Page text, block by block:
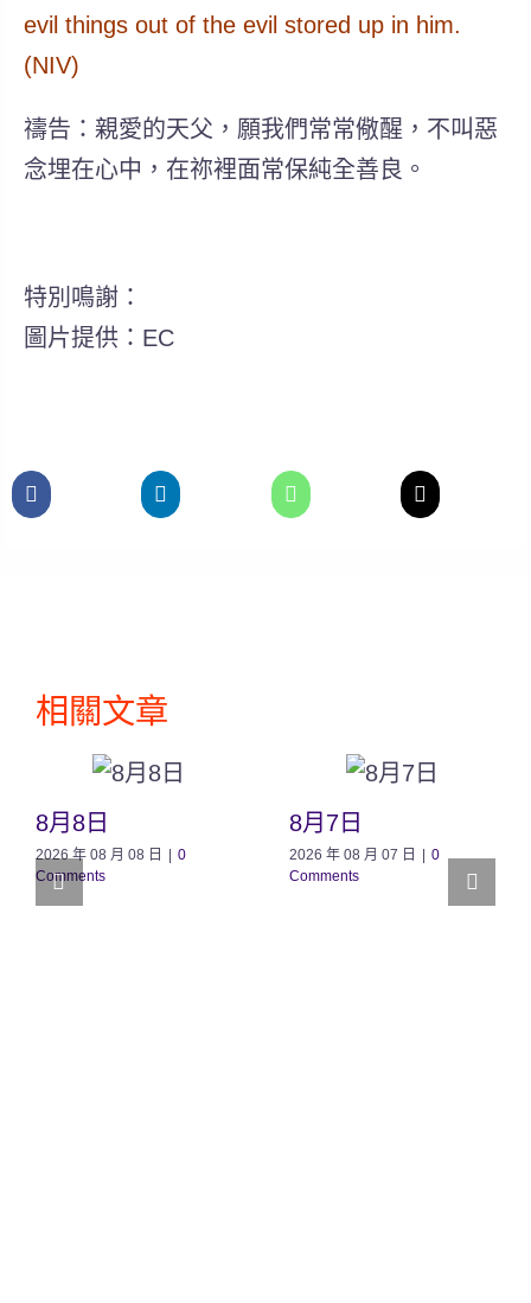
evil things out of the evil stored up in him.
(NIV)
禱告：親愛的天父，願我們常常儆醒，不叫惡
念埋在心中，在祢裡面常保純全善良。
特別鳴謝：
圖片提供：EC
相關文章
8月8日
2026 年 08 月 08 日 | 0
Comments
8月7日
2026 年 08 月 07 日 | 0
Comments